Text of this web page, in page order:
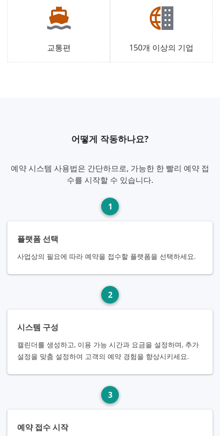
교통편 150개 이상의 기업
어떻게 작동하나요?
예약 시스템 사용법은 간단하므로, 가능한 한 빨리 예약 접
수를 시작할 수 있습니다.
1
플랫폼 선택
사업상의 필요에 따라 예약을 접수할 플랫폼을 선택하세요.
2
시스템 구성
캘린더를 생성하고, 이용 가능 시간과 요금을 설정하며, 추가
설정을 맞춤 설정하여 고객의 예약 경험을 향상시키세요.
3
예약 접수 시작